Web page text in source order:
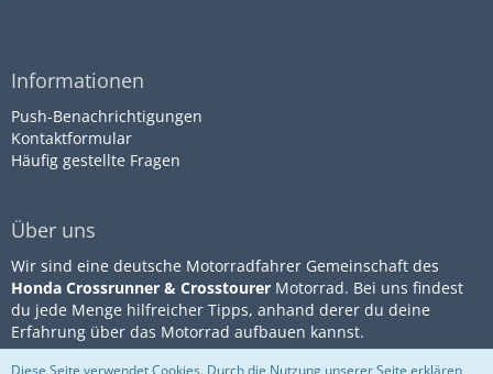
Informationen
Push-Benachrichtigungen
Kontaktformular
Häufig gestellte Fragen
Über uns
Wir sind eine deutsche Motorradfahrer Gemeinschaft des
Honda Crossrunner & Crosstourer Motorrad. Bei uns findest
du jede Menge hilfreicher Tipps, anhand derer du deine
Erfahrung über das Motorrad aufbauen kannst.
Diese Seite verwendet Cookies. Durch die Nutzung unserer Seite erklären